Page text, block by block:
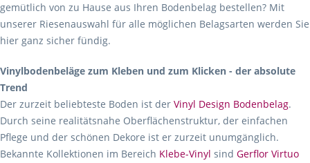
gemütlich von zu Hause aus Ihren Bodenbelag bestellen? Mit
unserer Riesenauswahl für alle möglichen Belagsarten werden Sie
hier ganz sicher fündig.
Vinylbodenbeläge zum Kleben und zum Klicken - der absolute
Trend
Der zurzeit beliebteste Boden ist der Vinyl Design Bodenbelag.
Durch seine realitätsnahe Oberflächenstruktur, der einfachen
Pflege und der schönen Dekore ist er zurzeit unumgänglich.
Bekannte Kollektionen im Bereich Klebe-Vinyl sind Gerflor Virtuo